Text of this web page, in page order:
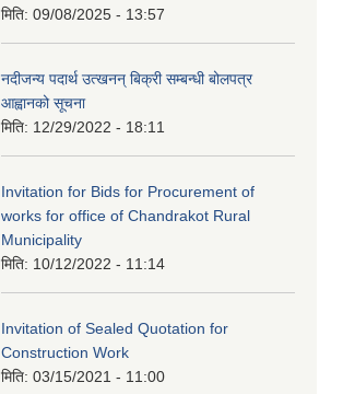
मिति: 09/08/2025 - 13:57
नदीजन्य पदार्थ उत्खनन् बिक्री सम्बन्धी बोलपत्र
आह्वानको सूचना
मिति: 12/29/2022 - 18:11
Invitation for Bids for Procurement of
works for office of Chandrakot Rural
Municipality
मिति: 10/12/2022 - 11:14
Invitation of Sealed Quotation for
Construction Work
मिति: 03/15/2021 - 11:00